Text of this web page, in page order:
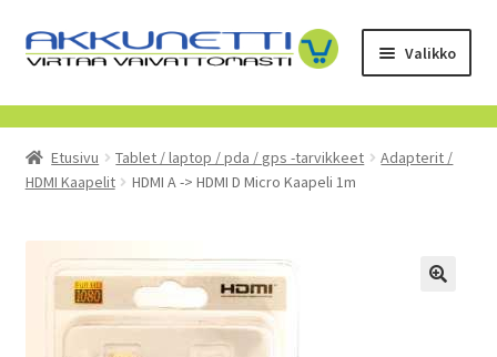
Siirry
navigointiin
Siirry
sisältöön
Valikko
Kauppa
Tietoa meistä
Toimitusehdot
POISTUVAT TUOTTEET
Etusivu Tablet / laptop / pda / gps -tarvikkeet
Adapterit /
HDMI Kaapelit
HDMI A -> HDMI D Micro Kaapeli 1m